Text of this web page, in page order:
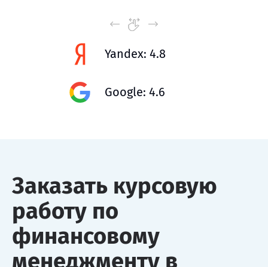
Yandex: 4.8
Google: 4.6
Заказать курсовую
работу по
финансовому
менеджменту в